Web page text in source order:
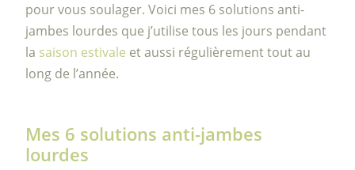
pour vous soulager. Voici mes 6 solutions anti-
jambes lourdes que j’utilise tous les jours pendant
la saison estivale et aussi régulièrement tout au
long de l’année.
Mes 6 solutions anti-jambes
lourdes